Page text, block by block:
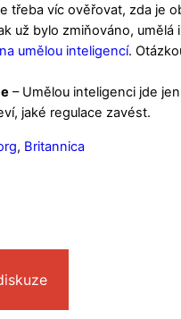
třeba víc ověřovat, zda je
už bylo zmiňováno,
umělou inteligencí.
– Umělou inteligenci jde
jaké regulace zavést.
, Britannica